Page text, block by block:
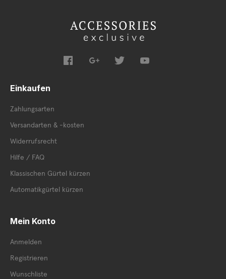
Einkaufen
Zahlungsarten
Versandarten & -kosten
Widerrufsrecht
Hilfe / FAQ
Klassischen Gürtel kürzen
Automatikgürtel kürzen
Mein Konto
Anmelden
Registrieren
Wunschliste